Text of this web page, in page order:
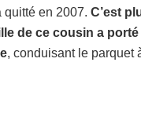
quitté en 2007. C’est
de ce cousin a
, conduisant le parquet